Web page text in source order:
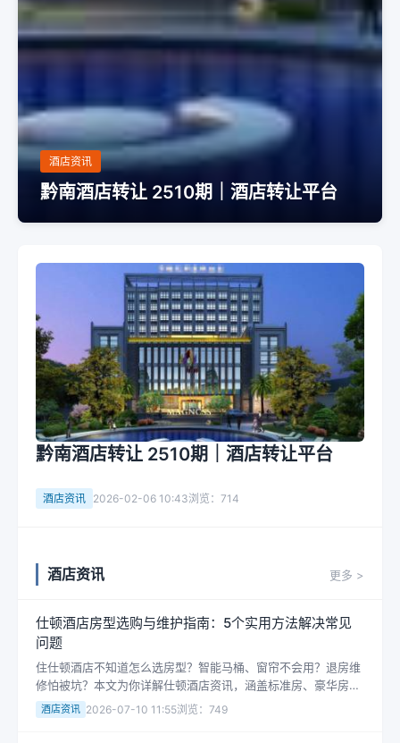
酒店资讯
黔南酒店转让 2510期｜酒店转让平台
黔南酒店转让 2510期｜酒店转让平台
酒店资讯 2026-02-06 10:43浏览：714
酒店资讯 更多 >
仕顿酒店房型选购与维护指南：5个实用方法解决常见
问题
住仕顿酒店不知道怎么选房型？智能马桶、窗帘不会用？退房维
修怕被坑？本文为你详解仕顿酒店资讯，涵盖标准房、豪华房、
套房选购技巧，及维护纠纷处理方案。5个实操方法，助你安心
入住、顺利退房，立即查看酒店实用...
酒店资讯 2026-07-10 11:55浏览：749